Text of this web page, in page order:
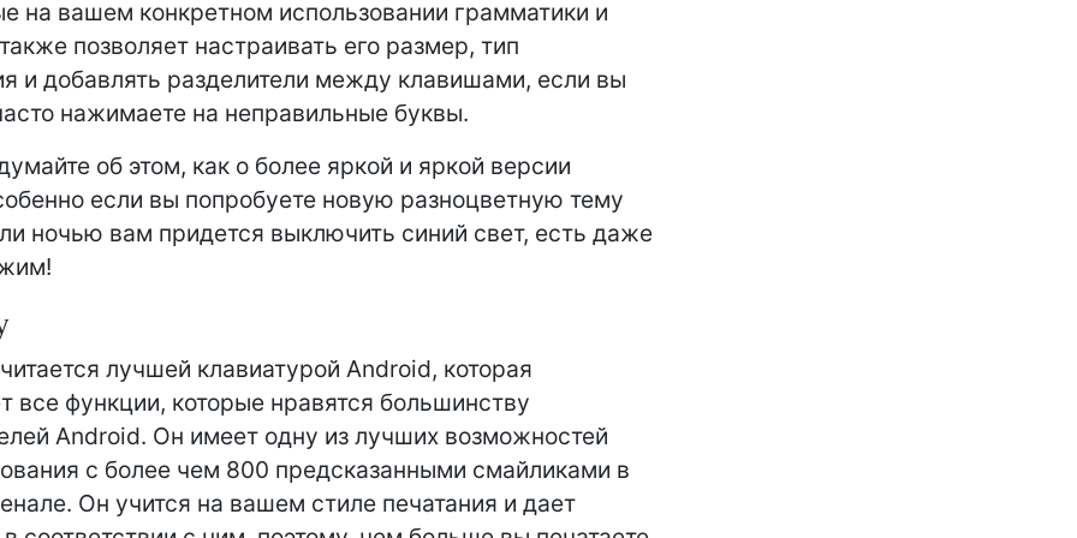
на вашем конкретном использовании грамматики и
позволяет настраивать его размер, тип
и добавлять разделители между клавишами, если вы
нажимаете на неправильные буквы.
об этом, как о более яркой и яркой версии
если вы попробуете новую разноцветную тему
ночью вам придется выключить синий свет, есть даже
лучшей клавиатурой Android, которая
все функции, которые нравятся большинству
Android. Он имеет одну из лучших возможностей
с более чем 800 предсказанными смайликами в
Он учится на вашем стиле печатания и дает